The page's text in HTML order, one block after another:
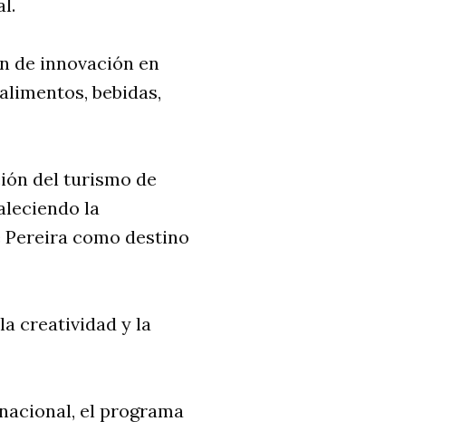
de innovación en
bebidas,
del turismo de
la
como destino
creatividad y la
el programa